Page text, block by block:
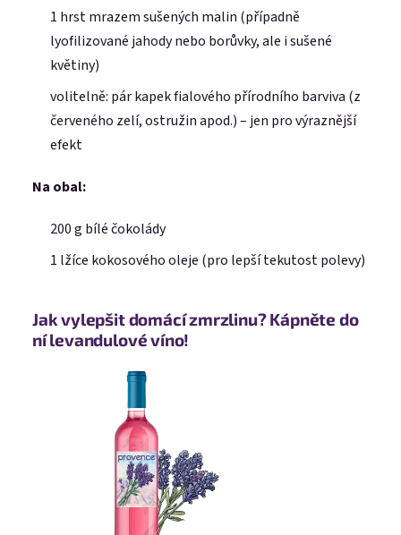
1 hrst mrazem sušených malin (případně
lyofilizované jahody nebo borůvky, ale i sušené
květiny)
volitelně: pár kapek fialového přírodního barviva (z
červeného zelí, ostružin apod.) – jen pro výraznější
efekt
Na obal:
200 g bílé čokolády
1 lžíce kokosového oleje (pro lepší tekutost polevy)
Jak vylepšit domácí zmrzlinu? Kápněte do
ní levandulové víno!